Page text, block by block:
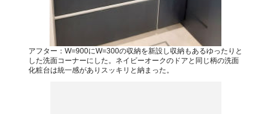
アフター：W=900にW=300の収納を新設し収納もあるゆったりと
した洗面コーナーにした。ネイビーオークのドアと同じ柄の洗面
化粧台は統一感がありスッキリと納まった。